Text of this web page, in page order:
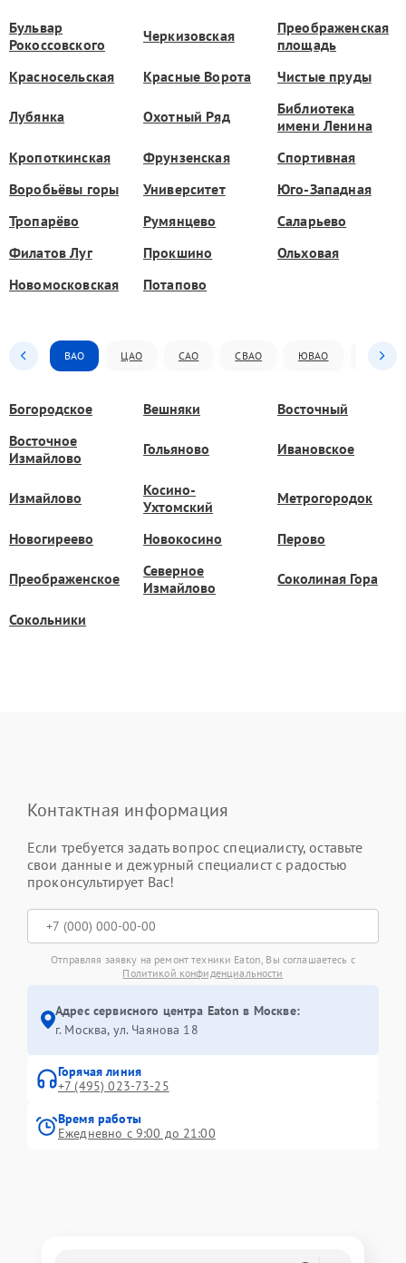
Бульвар
Рокоссовского
Черкизовская
Преображенская
площадь
Красносельская
Красные Ворота Чистые пруды
Лубянка Охотный Ряд
Библиотека
имени Ленина
Кропоткинская
Фрунзенская
Спортивная
Воробьёвы горы
Университет
Юго-Западная
Тропарёво
Румянцево
Саларьево
Филатов Луг
Прокшино
Ольховая
Новомосковская
Потапово
ВАО ЦАО САО СВАО ЮВАО ЮАО
Богородское Вешняки
Восточный
Восточное
Измайлово
Гольяново Ивановское
Измайлово
Косино-
Ухтомский
Метрогородок
Новогиреево Новокосино Перово
Преображенское
Северное
Измайлово
Соколиная Гора
Сокольники
Контактная информация
Если требуется задать вопрос специалисту, оставьте
свои данные и дежурный специалист с радостью
проконсультирует Вас!
Отправляя заявку на ремонт техники Eaton, Вы соглашаетесь с
Политикой конфиденциальности
Адрес сервисного центра Eaton в Москве:
г. Москва, ул. Чаянова 18
Горячая линия
+7 (495) 023-73-25
Время работы
Ежедневно с 9:00 до 21:00